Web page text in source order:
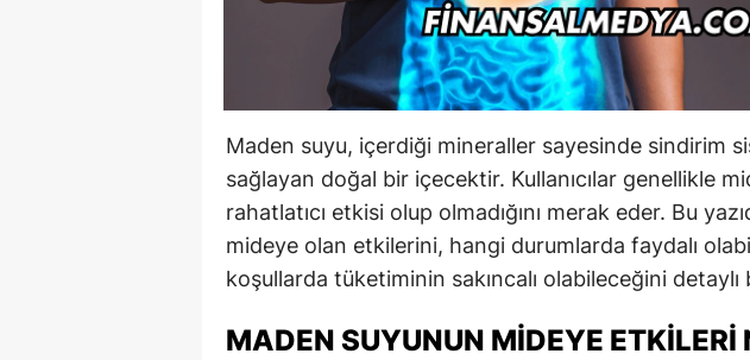
Maden suyu, içerdiği mineraller sayesinde sindirim
sağlayan doğal bir içecektir. Kullanıcılar genellikle
rahatlatıcı etkisi olup olmadığını merak eder. Bu
mideye olan etkilerini, hangi durumlarda faydalı
koşullarda tüketiminin sakıncalı olabileceğini detaylı
MADEN SUYUNUN MIDEYE ETKILERI